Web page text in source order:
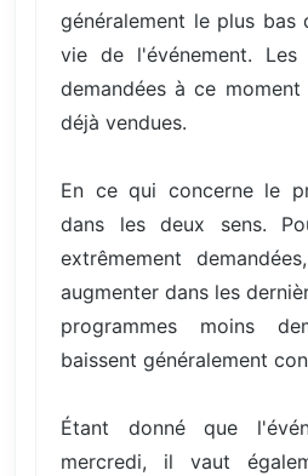
généralement le plus
vie de l'événement.
demandées à ce
déjà vendues.
En ce qui concerne le
dans les deux sens.
extrêmement
augmenter dans les
programmes moins
baissent généralement
Étant donné que
mercredi, il vaut